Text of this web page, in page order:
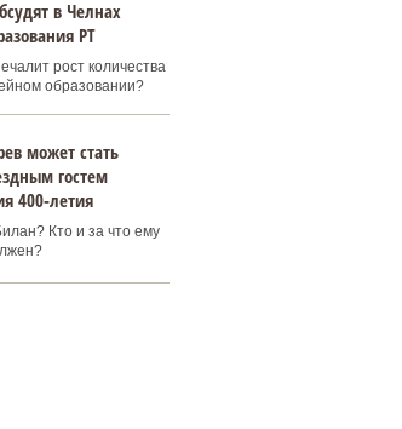
в Челнах
РТ
рост количества
образовании?
может стать
гостем
400‑летия
Кто и за что ему